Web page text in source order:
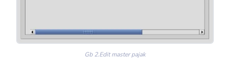
Gb 2.Edit master pajak